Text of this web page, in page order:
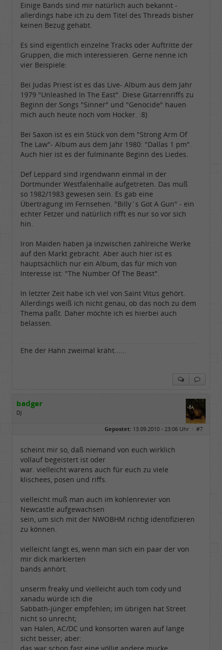
Einige Bands sind mir natürlich auch bekannt -
allerdings habe ich zu dem Titel des Threads bisher
keinen Bezug gehabt.
Es sind eigentlich einzelne Tracks oder Auftritte der
Gruppen, die mich interessieren. Gerne nenne ich
vier Beispiele:
Bei Judas Priest ist es das Live- Album aus dem Jahr
1979 "Unleashed In The East". Diese Gitarrenriffs zu
Beginn der Songs "Sinner" und "Genocide" hauen
mich auch heute noch vom Hocker. :8)
Bei Saxon ist es ein Stück von dem "Strong Arm Of
The Law"- Album aus dem Jahr 1980: "Dallas 1 pm".
Auch hier ist es der fulminante Beginn des Liedes.
Def Leppard sind irgendwann einmal in der
Dortmunder Westfalenhalle aufgetreten. Das muß
so 1982/1983 gewesen sein. Es gab eine
Übertragung im Fernsehen. "Billy`s Got A Gun" - ein
echter Fetzer und natürlich rifft es nur so vor sich
hin.
Iron Maiden haben ja inzwischen zahlreiche Werke
auf den Markt gebracht. Aber auch hier ist es
hauptsächlich nur ein Album, das für mich von
Interesse ist: "The Number Of The Beast".
In letzter Zeit habe ich viel von Saint Vitus gehört.
Allerdings weiß ich nicht genau, ob das noch zu dem
Thema paßt. Daher möchte ich es hierbei auch
belassen.
Ehe der Hahn zweimal kräht......
badger
DJ
Dabei seit:
08 / 2008
Gepostet: 13.09.2010 - 23:06 Uhr · #7
scheint mir so, daß niemand von euch wirklich
vollauf begeistert ist oder
war. vielleicht warens auch für euch zu viele
klischees, posen und riffs.
vielleicht muß man auch im kohlenrevier von
Newcastle aufgewachsen
sein, um sich mit der NWOBHM richtig identifizieren
zu können.
vielleicht langt es, wenn man sich ein paar der von
mir dick markierten
bands anhört.
unserm freaky und vielleicht auch tom cody und
xanadu würde ich die
Sabbath-jünger empfehlen; im übrigen hat Street
nicht so unrecht;
van Halen, AC/DC und konsorten waren auf lange
sicht besser; aber: